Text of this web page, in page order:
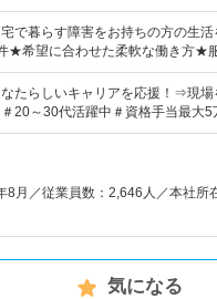
で暮らす障害をお持ちの方の生
★希望に合わせた柔軟な働き方★
なたらしいキャリアを応援！⇒現
20～30代活躍中＃資格手当最大
8月／従業員数：2,646人／本社所
気になる